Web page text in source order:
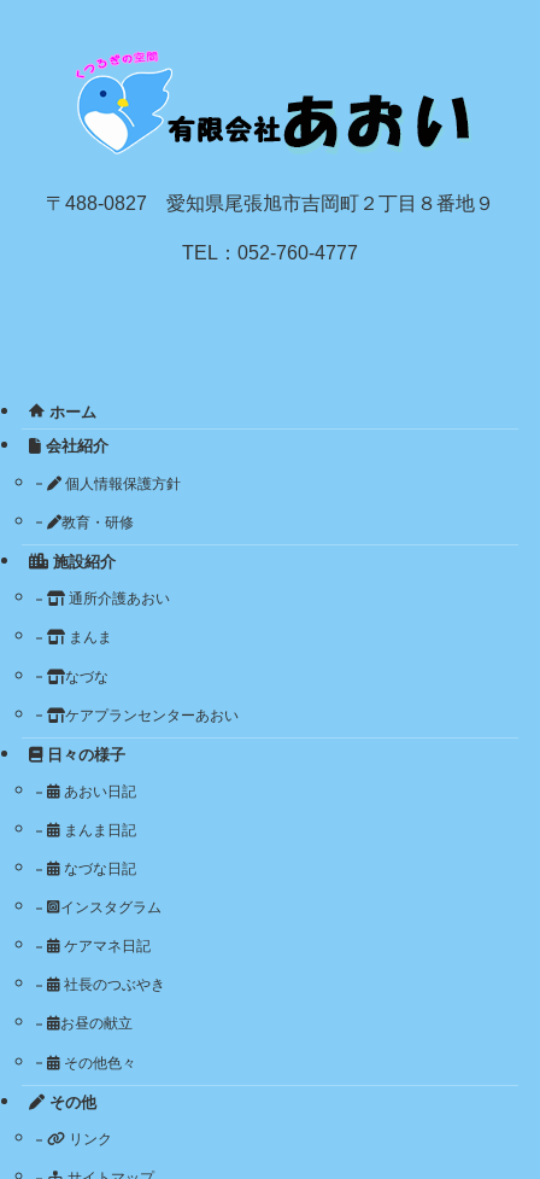
〒488-0827 愛知県尾張旭市吉岡町２丁目８番地９
TEL：052-760-4777
ホーム
会社紹介
個人情報保護方針
教育・研修
施設紹介
通所介護あおい
まんま
なづな
ケアプランセンターあおい
日々の様子
あおい日記
まんま日記
なづな日記
インスタグラム
ケアマネ日記
社長のつぶやき
お昼の献立
その他色々
その他
リンク